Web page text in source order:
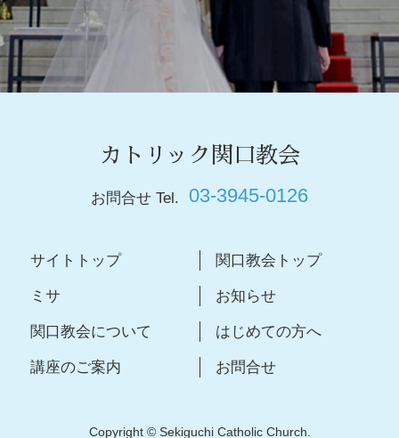
カトリック関口教会
お問合せ Tel. 03-3945-0126
サイトトップ 関口教会トップ
ミサ お知らせ
関口教会について はじめての方へ
講座のご案内 お問合せ
Copyright © Sekiguchi Catholic Church.